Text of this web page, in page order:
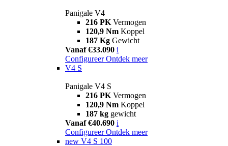
Panigale V4
216 PK Vermogen
120,9 Nm Koppel
187 Kg Gewicht
Vanaf €33.090 i
Configureer Ontdek meer
V4 S
Panigale V4 S
216 PK Vermogen
120,9 Nm Koppel
187 kg gewicht
Vanaf €40.690 i
Configureer Ontdek meer
new V4 S 100